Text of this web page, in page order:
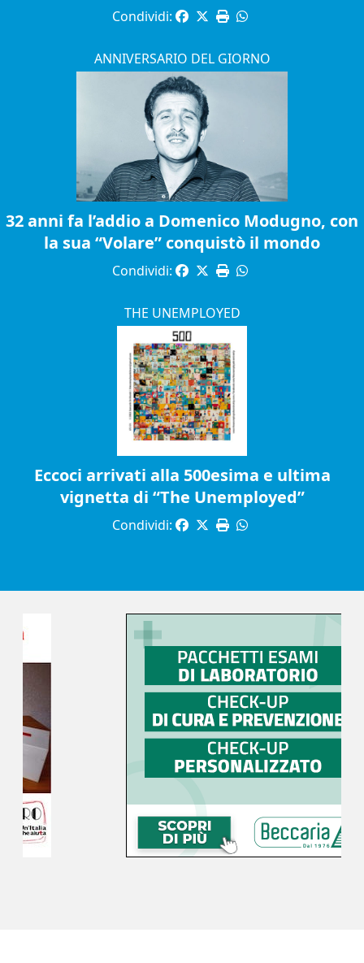
Condividi:
ANNIVERSARIO DEL GIORNO
32 anni fa l’addio a Domenico Modugno, con
la sua “Volare” conquistò il mondo
Condividi:
THE UNEMPLOYED
Eccoci arrivati alla 500esima e ultima
vignetta di “The Unemployed”
Condividi: